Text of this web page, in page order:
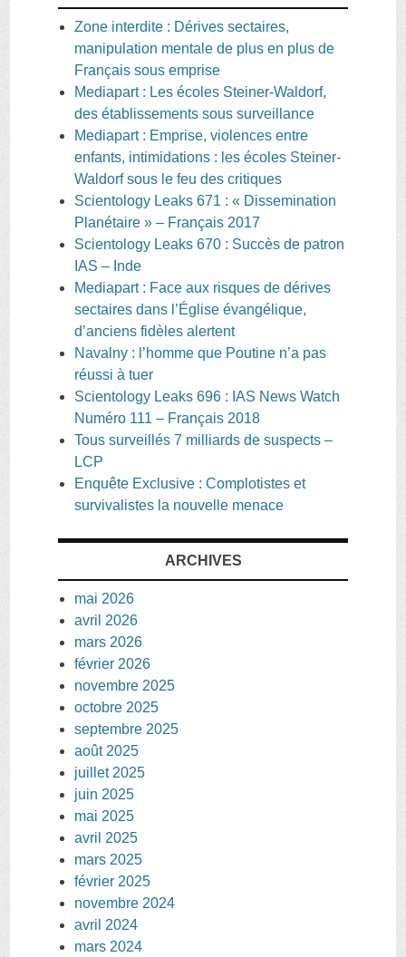
Zone interdite : Dérives sectaires,
manipulation mentale de plus en plus de
Français sous emprise
Mediapart : Les écoles Steiner-Waldorf,
des établissements sous surveillance
Mediapart : Emprise, violences entre
enfants, intimidations : les écoles Steiner-
Waldorf sous le feu des critiques
Scientology Leaks 671 : « Dissemination
Planétaire » – Français 2017
Scientology Leaks 670 : Succès de patron
IAS – Inde
Mediapart : Face aux risques de dérives
sectaires dans l’Église évangélique,
d’anciens fidèles alertent
Navalny : l’homme que Poutine n’a pas
réussi à tuer
Scientology Leaks 696 : IAS News Watch
Numéro 111 – Français 2018
Tous surveillés 7 milliards de suspects –
LCP
Enquête Exclusive : Complotistes et
survivalistes la nouvelle menace
ARCHIVES
mai 2026
avril 2026
mars 2026
février 2026
novembre 2025
octobre 2025
septembre 2025
août 2025
juillet 2025
juin 2025
mai 2025
avril 2025
mars 2025
février 2025
novembre 2024
avril 2024
mars 2024